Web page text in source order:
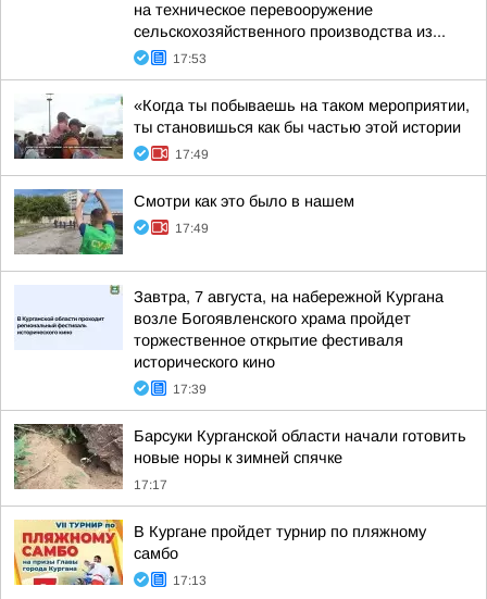
на техническое перевооружение
сельскохозяйственного производства из...
17:53
«Когда ты побываешь на таком мероприятии,
ты становишься как бы частью этой истории
17:49
Смотри как это было в нашем
17:49
Завтра, 7 августа, на набережной Кургана
возле Богоявленского храма пройдет
торжественное открытие фестиваля
исторического кино
17:39
Барсуки Курганской области начали готовить
новые норы к зимней спячке
17:17
В Кургане пройдет турнир по пляжному
самбо
17:13